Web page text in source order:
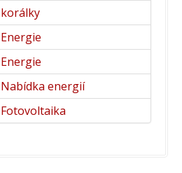
korálky
Energie
Energie
Nabídka energií
Fotovoltaika